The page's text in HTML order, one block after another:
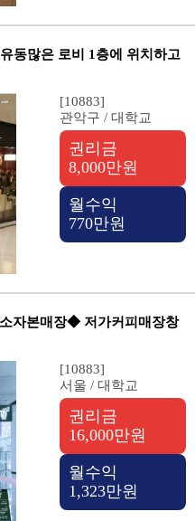
동많은 로비 1층에 위치하고
[10883]
관악구 / 대학교
권리금
8,000만원
월수익
770만원
자본매장◆ 저가커피매장창
[10883]
서울 / 대학교
권리금
16,000만원
월수익
1,323만원